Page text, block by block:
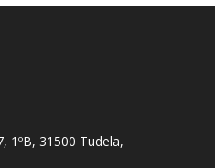
1ºB, 31500 Tudela,